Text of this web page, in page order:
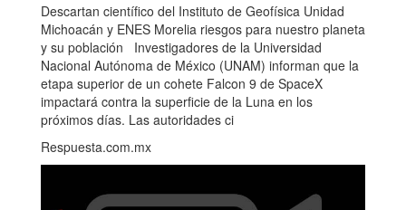
Descartan científico del Instituto de Geofísica Unidad
Michoacán y ENES Morelia riesgos para nuestro planeta
y su población Investigadores de la Universidad
Nacional Autónoma de México (UNAM) informan que la
etapa superior de un cohete Falcon 9 de SpaceX
impactará contra la superficie de la Luna en los
próximos días. Las autoridades ci
Respuesta.com.mx